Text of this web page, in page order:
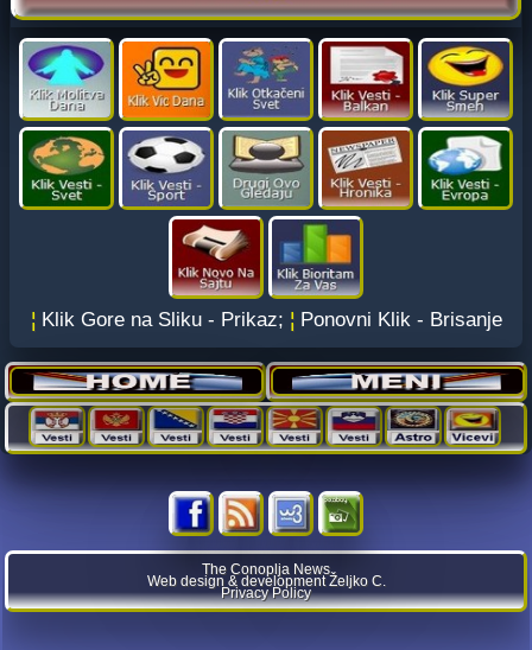
¦ Klik Gore na Sliku - Prikaz; ¦ Ponovni Klik - Brisanje